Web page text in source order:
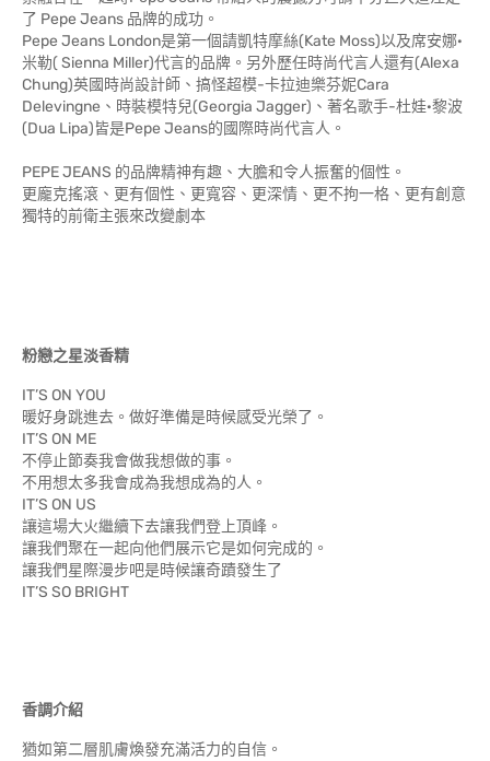
了 Pepe Jeans 品牌的成功。
Pepe Jeans London是第一個請凱特摩絲(Kate Moss)以及席安娜·
米勒( Sienna Miller)代言的品牌。另外歷任時尚代言人還有(Alexa
Chung)英國時尚設計師、搞怪超模-卡拉迪樂芬妮Cara
Delevingne、時裝模特兒(Georgia Jagger)、著名歌手-杜娃·黎波
(Dua Lipa)皆是Pepe Jeans的國際時尚代言人。
PEPE JEANS 的品牌精神有趣、大膽和令人振奮的個性。
更龐克搖滾、更有個性、更寬容、更深情、更不拘一格、更有創意
獨特的前衛主張來改變劇本
粉戀之星淡香精
IT’S ON YOU
暖好身跳進去。做好準備是時候感受光榮了。
IT’S ON ME
不停止節奏我會做我想做的事。
不用想太多我會成為我想成為的人。
IT’S ON US
讓這場大火繼續下去讓我們登上頂峰。
讓我們聚在一起向他們展示它是如何完成的。
讓我們星際漫步吧是時候讓奇蹟發生了
IT’S SO BRIGHT
香調介紹
猶如第二層肌膚煥發充滿活力的自信。